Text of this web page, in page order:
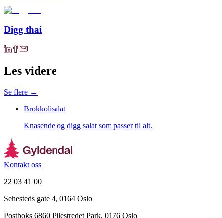
Digg thai
Les videre
Se flere →
Brokkolisalat
Knasende og digg salat som passer til alt.
Kontakt oss
22 03 41 00
Sehesteds gate 4, 0164 Oslo
Postboks 6860 Pilestredet Park, 0176 Oslo